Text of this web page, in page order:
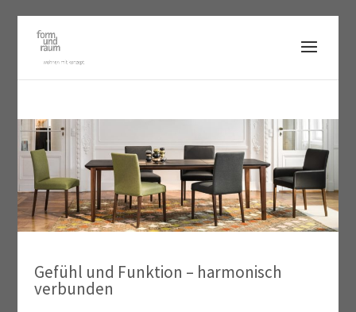
Gefühl und Funktion – harmonisch
verbunden